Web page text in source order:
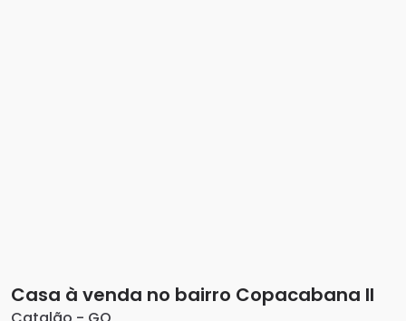
Casa à venda no bairro Copacabana II